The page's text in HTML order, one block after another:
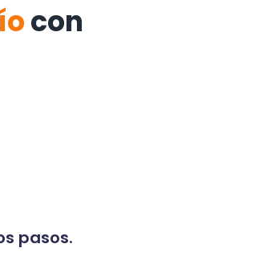
con
pasos.